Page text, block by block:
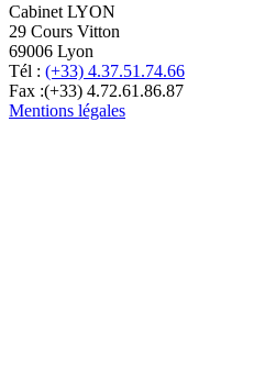
Cabinet LYON
29 Cours Vitton
69006 Lyon
Tél : (+33) 4.37.51.74.66
Fax :(+33) 4.72.61.86.87
Mentions légales